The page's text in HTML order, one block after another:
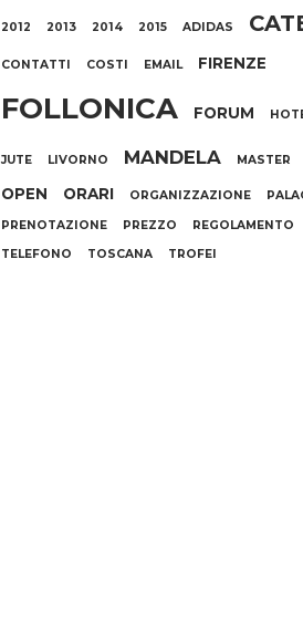
2012 2013 2014 2015 ADIDAS
CONTATTI COSTI EMAIL FIRENZE
FOLLONICA FORUM
JUTE LIVORNO MANDELA MASTER
OPEN ORARI ORGANIZZAZIONE
PRENOTAZIONE PREZZO REGOLAMENTO
TELEFONO
TOSCANA TROFEI